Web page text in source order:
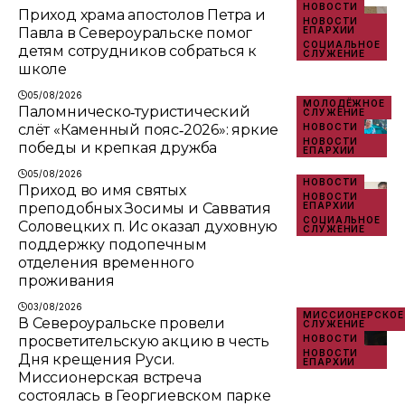
НОВОСТИ
НОВОСТИ
ЕПАРХИИ
СОЦИАЛЬНОЕ
СЛУЖЕНИЕ
Приход храма апостолов Петра и
Павла в Североуральске помог
детям сотрудников собраться к
школе
05/08/2026
МОЛОДЁЖНОЕ
СЛУЖЕНИЕ
НОВОСТИ
НОВОСТИ
ЕПАРХИИ
Паломническо‑туристический
слёт «Каменный пояс‑2026»: яркие
победы и крепкая дружба
05/08/2026
НОВОСТИ
НОВОСТИ
ЕПАРХИИ
СОЦИАЛЬНОЕ
СЛУЖЕНИЕ
Приход во имя святых
преподобных Зосимы и Савватия
Соловецких п. Ис оказал духовную
поддержку подопечным
отделения временного
проживания
03/08/2026
МИССИОНЕРСКОЕ
СЛУЖЕНИЕ
НОВОСТИ
НОВОСТИ
ЕПАРХИИ
В Североуральске провели
просветительскую акцию в честь
Дня крещения Руси.
Миссионерская встреча
состоялась в Георгиевском парке